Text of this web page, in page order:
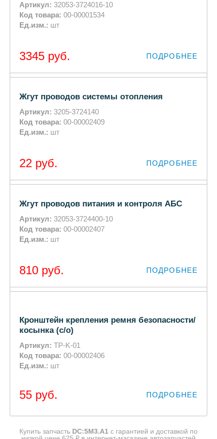
Артикул: 32053-3724016-10
Код товара: 00-00001534
Ед.изм.: шт
3345 руб. ПОДРОБНЕЕ
Жгут проводов системы отопления
Артикул: 3205-3724140
Код товара: 00-00002409
Ед.изм.: шт
22 руб. ПОДРОБНЕЕ
Жгут проводов питания и контроля АБС
Артикул: 32053-3724400-10
Код товара: 00-00002407
Ед.изм.: шт
810 руб. ПОДРОБНЕЕ
Кронштейн крепления ремня безопасности/
косынка (с/о)
Артикул: TP-K-01
Код товара: 00-00002406
Ед.изм.: шт
55 руб. ПОДРОБНЕЕ
Купить запчасть DC:5М3.A1 с гарантией и доставкой по